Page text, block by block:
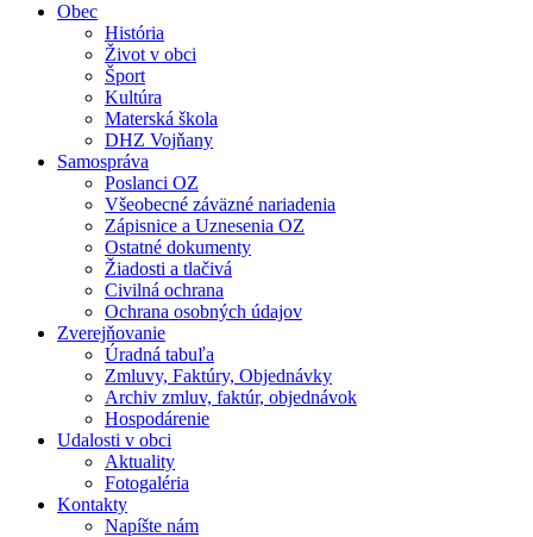
Obec
História
Život v obci
Šport
Kultúra
Materská škola
DHZ Vojňany
Samospráva
Poslanci OZ
Všeobecné záväzné nariadenia
Zápisnice a Uznesenia OZ
Ostatné dokumenty
Žiadosti a tlačivá
Civilná ochrana
Ochrana osobných údajov
Zverejňovanie
Úradná tabuľa
Zmluvy, Faktúry, Objednávky
Archiv zmluv, faktúr, objednávok
Hospodárenie
Udalosti v obci
Aktuality
Fotogaléria
Kontakty
Napíšte nám